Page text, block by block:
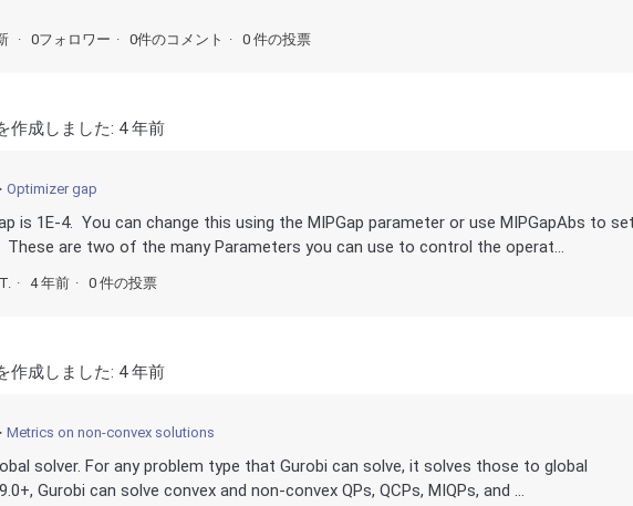
0フォロワー 0件のコメント 0 件の投票
作成しました: 4 年前
Optimizer gap
is 1E-4. You can change this using the MIPGap parameter or use MIPGapAbs to
These are two of the many Parameters you can use to control the operat...
4 年前 0 件の投票
作成しました: 4 年前
Metrics on non-convex solutions
solver. For any problem type that Gurobi can solve, it solves those to global
Gurobi can solve convex and non-convex QPs, QCPs, MIQPs, and ...